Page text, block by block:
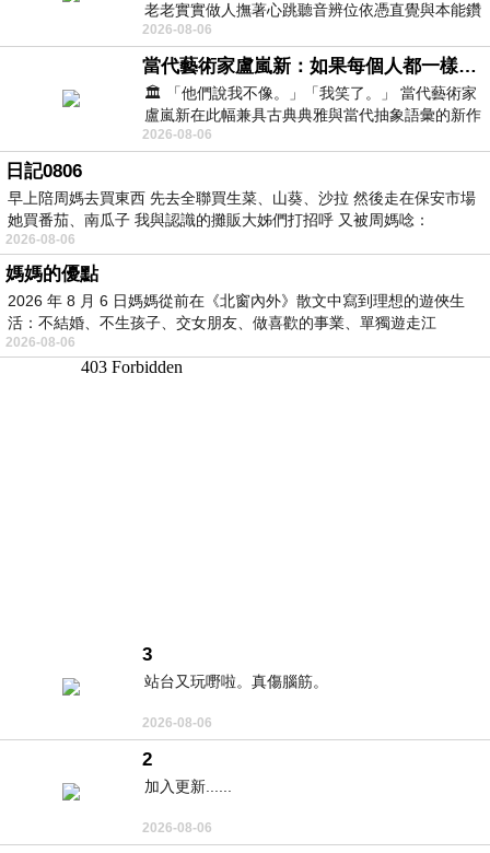
老老實實做人撫著心跳聽音辨位依憑直覺與本能鑽
向裂隙的亮處探索另一個心聲另一個共鳴的
2026-08-06
當代藝術家盧嵐新：如果每個人都一樣，這世界該有多無聊？
🏛️ 「他們說我不像。」「我笑了。」 當代藝術家
盧嵐新在此幅兼具古典典雅與當代抽象語彙的新作
中，以沈靜的藍色空間為背景，描繪了
2026-08-06
日記0806
早上陪周媽去買東西 先去全聯買生菜、山葵、沙拉 然後走在保安市場
她買番茄、南瓜子 我與認識的攤販大姊們打招呼 又被周媽唸：
2026-08-06
媽媽的優點
2026 年 8 月 6 日媽媽從前在《北窗內外》散文中寫到理想的遊俠生
活：不結婚、不生孩子、交女朋友、做喜歡的事業、單獨遊走江
湖⋯⋯，
2026-08-06
3
站台又玩嘢啦。真傷腦筋。
2026-08-06
2
加入更新......
2026-08-06